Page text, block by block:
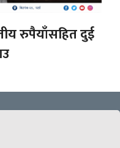
रुपैयाँसहित दुई